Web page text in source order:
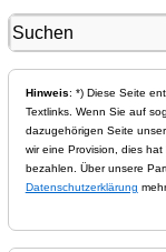
Hinweis: *) Diese Seite
Textlinks. Wenn Sie auf
dazugehörigen Seite
wir eine Provision, dies
bezahlen. Über unsere
Datenschutzerklärung